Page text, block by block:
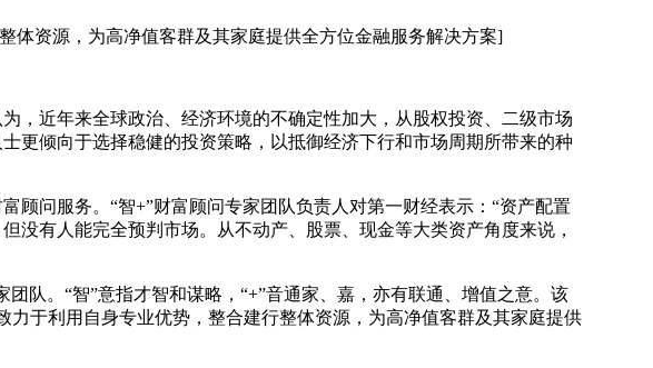
体资源，为高净值客群及其家庭提供全方位金融服务解决方案]
近年来全球政治、经济环境的不确定性加大，从股权投资、二级市场
更倾向于选择稳健的投资策略，以抵御经济下行和市场周期所带来的种
问服务。“智+”财富顾问专家团队负责人对第一财经表示：“资产配置
没有人能完全预判市场。从不动产、股票、现金等大类资产角度来说，
队。“智”意指才智和谋略，“+”音通家、嘉，亦有联通、增值之意。该
于利用自身专业优势，整合建行整体资源，为高净值客群及其家庭提供